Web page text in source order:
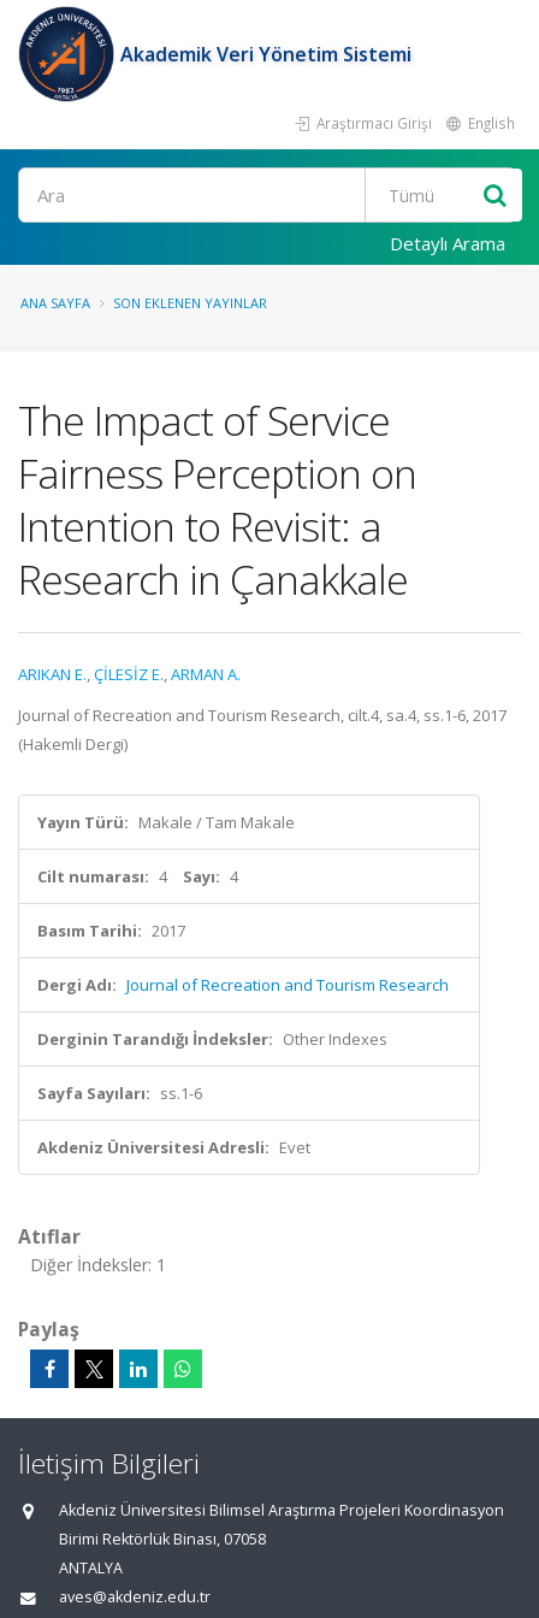
Akademik Veri Yönetim Sistemi
Araştırmacı Girişi English
Ara
Detaylı Arama
ANA SAYFA SON EKLENEN YAYINLAR
The Impact of Service
Fairness Perception on
Intention to Revisit: a
Research in Çanakkale
ARIKAN E.,ÇİLESİZ E.,ARMAN A.
Journal of Recreation and Tourism Research, cilt.4, sa.4, ss.1-6, 2017
(Hakemli Dergi)
Yayın Türü: Makale / Tam Makale
Cilt numarası: 4 Sayı: 4
Basım Tarihi: 2017
Dergi Adı: Journal of Recreation and Tourism Research
Derginin Tarandığı İndeksler: Other Indexes
Sayfa Sayıları: ss.1-6
Akdeniz Üniversitesi Adresli: Evet
Atıflar
Diğer İndeksler: 1
Paylaş
İletişim Bilgileri
Akdeniz Üniversitesi Bilimsel Araştırma Projeleri Koordinasyon
Birimi Rektörlük Binası, 07058
ANTALYA
aves@akdeniz.edu.tr